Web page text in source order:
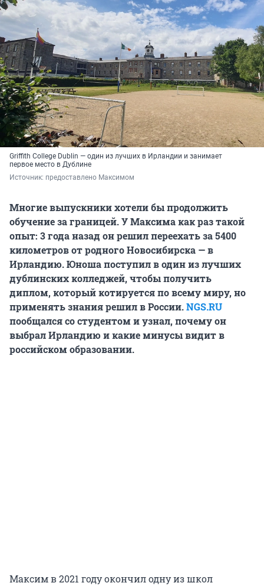
Griffith College Dublin — один из лучших в Ирландии и занимает
первое место в Дублине
Источник: предоставлено Максимом
Многие выпускники хотели бы продолжить
обучение за границей. У Максима как раз такой
опыт: 3 года назад он решил переехать за 5400
километров от родного Новосибирска — в
Ирландию. Юноша поступил в один из лучших
дублинских колледжей, чтобы получить
диплом, который котируется по всему миру, но
применять знания решил в России.NGS.RU
пообщался со студентом и узнал, почему он
выбрал Ирландию и какие минусы видит в
российском образовании.
Максим в 2021 году окончил одну из школ